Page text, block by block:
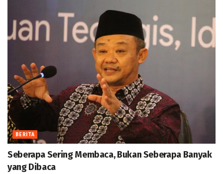
BERITA
Seberapa Sering Membaca, Bukan Seberapa Banyak
yang Dibaca